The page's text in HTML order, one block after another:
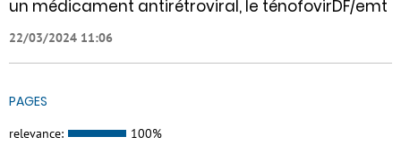
un médicament antirétroviral, le ténofovirDF/emt
22/03/2024 11:06
PAGES
relevance: 100%